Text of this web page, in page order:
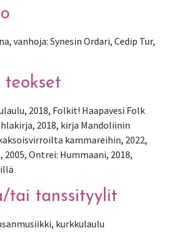
vanhoja: Synesin Ordari, Cedip Tur,
teokset
2018, Folkit! Haapavesi Folk
2018, kirja Mandoliinin
kammareihin, 2022,
Ontrei: Hummaani, 2018,
tai tanssityylit
kurkkulaulu